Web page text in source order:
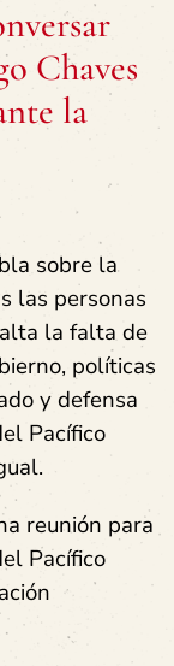
Chaves
la
.
sobre la
las personas
la falta de
políticas
y defensa
Pacífico
reunión para
Pacífico